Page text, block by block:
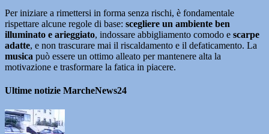
Per iniziare a rimettersi in forma senza rischi, è fondamentale
rispettare alcune regole di base: scegliere un ambiente ben
illuminato e arieggiato, indossare abbigliamento comodo e scarpe
adatte, e non trascurare mai il riscaldamento e il defaticamento. La
musica può essere un ottimo alleato per mantenere alta la
motivazione e trasformare la fatica in piacere.
Ultime notizie MarcheNews24